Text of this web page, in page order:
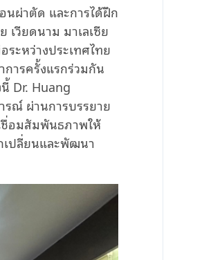
นผ่าตัด และการได้ฝึก
เวียดนาม มาเลเซีย
ะหว่างประเทศไทย
ารครั้งแรกร่วมกัน
Dr. Huang
ณ์ ผ่านการบรรยาย
ชื่อมสัมพันธภาพให้
เปลี่ยนและพัฒนา